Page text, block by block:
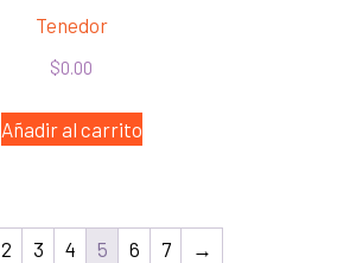
Tenedor
$0.00
Añadir al carrito
2 3 4 5 6 7 →